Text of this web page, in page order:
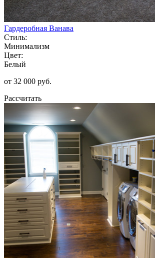
Гардеробная Ванава
Стиль:
Минимализм
Цвет:
Белый
от 32 000 руб.
Рассчитать